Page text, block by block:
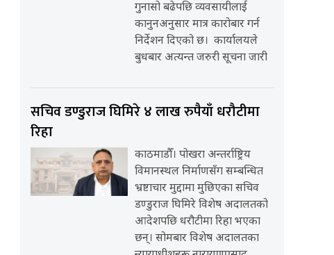
गुनासो बढेपछि व्यवसायीलाई
कानुनअनुसार मात्र कारोबार गर्न
निर्देशन दिएको छ। कार्यालयले
बुधबार अत्यन्त जरुरी सूचना जारी
सचिव डण्डुराज घिमिरे ४ लाख रुपैयाँ धरौटीमा
रिहा
काठमाडौँ। पोखरा अन्तर्राष्ट्रिय
विमानस्थल निर्माणसँग सम्बन्धित
भ्रष्टाचार मुद्दामा मुछिएका सचिव
डण्डुराज घिमिरे विशेष अदालतको
आदेशपछि धरौटीमा रिहा भएका
छन्। सोमबार विशेष अदालतका